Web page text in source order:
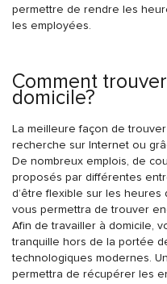
permettre de rendre les
les employées.
Comment
domicile?
La meilleure façon de
recherche sur Internet ou
De nombreux emplois, de
proposés par différentes
d’être flexible sur les heures
vous permettra de trouver
Afin de travailler à domicile,
tranquille hors de la portée
technologiques modernes.
permettra de récupérer les